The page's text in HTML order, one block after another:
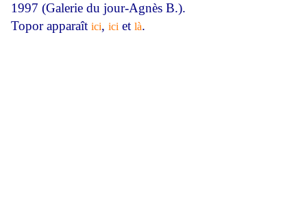
1997 (Galerie du jour-Agnès B.).
Topor apparaît ici, ici et là.